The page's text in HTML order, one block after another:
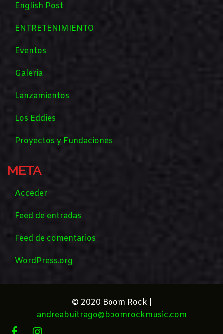
English Post
ENTRETENIMIENTO
Eventos
Galeria
Lanzamientos
Los Eddies
Proyectos y Fundaciones
META
Acceder
Feed de entradas
Feed de comentarios
WordPress.org
© 2020 Boom Rock |
andreabuitrago@boomrockmusic.com
FACEBOOKINSTAGRAM